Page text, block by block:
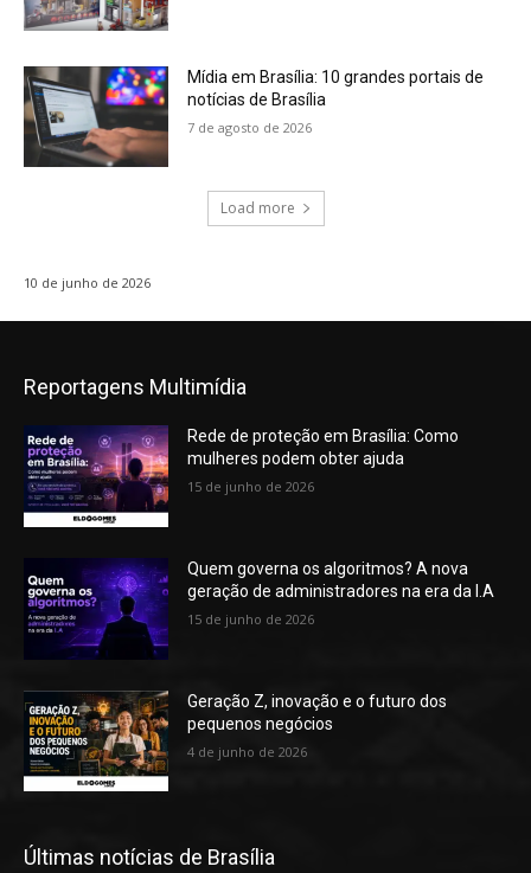
Mídia em Brasília: 10 grandes portais de
notícias de Brasília
7 de agosto de 2026
Load more
10 de junho de 2026
Reportagens Multimídia
Rede de proteção em Brasília: Como
mulheres podem obter ajuda
15 de junho de 2026
Quem governa os algoritmos? A nova
geração de administradores na era da I.A
15 de junho de 2026
Geração Z, inovação e o futuro dos
pequenos negócios
4 de junho de 2026
Últimas notícias de Brasília